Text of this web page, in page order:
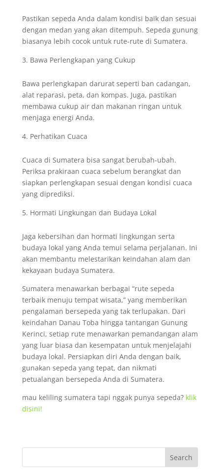
Pastikan sepeda Anda dalam kondisi baik dan sesuai
dengan medan yang akan ditempuh. Sepeda gunung
biasanya lebih cocok untuk rute-rute di Sumatera.
Bawa Perlengkapan yang Cukup
Bawa perlengkapan darurat seperti ban cadangan,
alat reparasi, peta, dan kompas. Juga, pastikan
membawa cukup air dan makanan ringan untuk
menjaga energi Anda.
Perhatikan Cuaca
Cuaca di Sumatera bisa sangat berubah-ubah.
Periksa prakiraan cuaca sebelum berangkat dan
siapkan perlengkapan sesuai dengan kondisi cuaca
yang diprediksi.
Hormati Lingkungan dan Budaya Lokal
Jaga kebersihan dan hormati lingkungan serta
budaya lokal yang Anda temui selama perjalanan. Ini
akan membantu melestarikan keindahan alam dan
kekayaan budaya Sumatera.
Sumatera menawarkan berbagai “rute sepeda
terbaik menuju tempat wisata,” yang memberikan
pengalaman bersepeda yang tak terlupakan. Dari
keindahan Danau Toba hingga tantangan Gunung
Kerinci, setiap rute menawarkan pemandangan alam
yang luar biasa dan kesempatan untuk menjelajahi
budaya lokal. Persiapkan diri Anda dengan baik,
gunakan sepeda yang tepat, dan nikmati
petualangan bersepeda Anda di Sumatera.
mau keliling sumatera tapi nggak punya sepeda? klik
disini!